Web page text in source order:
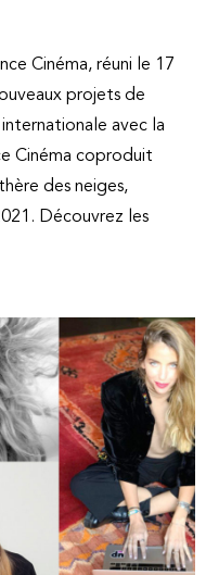
Cinéma, réuni le 17
projets de
avec la
Cinéma coproduit
des neiges,
Découvrez les